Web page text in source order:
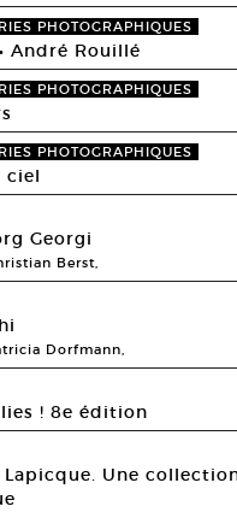
PHOTOGRAPHIQUES
André Rouillé
PHOTOGRAPHIQUES
PHOTOGRAPHIQUES
ciel
Georgi
Berst,
Dorfmann,
! 8e édition
Lapicque. Une